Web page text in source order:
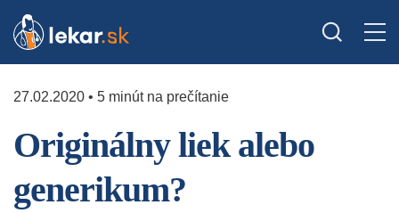
27.02.2020 • 5 minút na prečítanie
Originálny liek alebo
generikum?